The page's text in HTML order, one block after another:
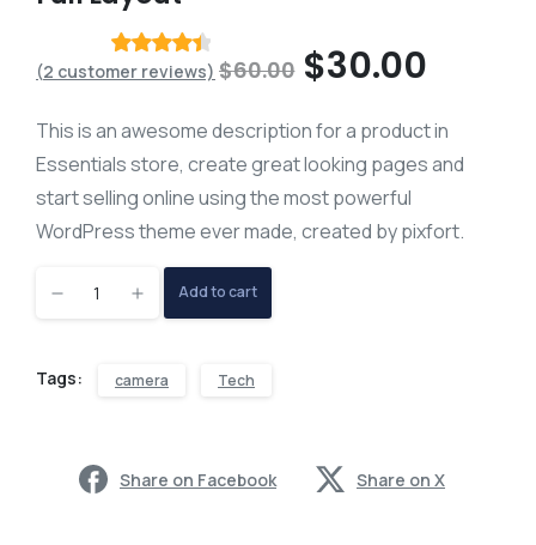
Ratedout
customer
(2 customer reviews) $60.00 Original
price
was:
$60.00.
$30.00
price
is:
This is an awesome description for a product in
Essentials store, create great looking pages and
start selling online using the most powerful
WordPress theme ever made, created by pixfort.
Full
quantity
Add to cart
Tags: camera Tech
Share on Facebook Share on X